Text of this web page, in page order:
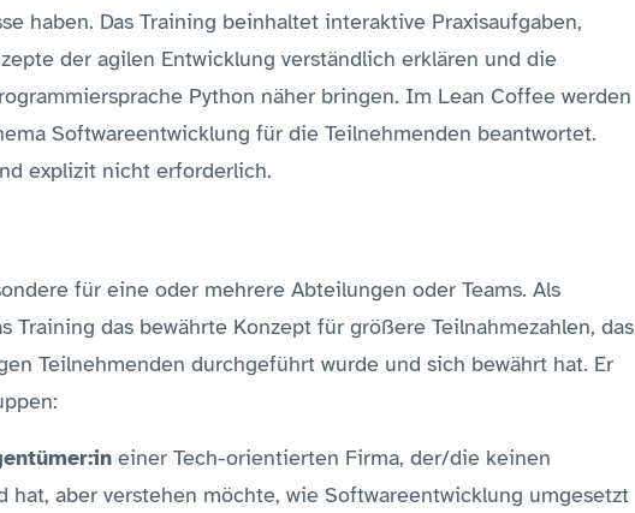
haben. Das Training beinhaltet interaktive Praxisaufgaben,
der agilen Entwicklung verständlich erklären und die
Python näher bringen. Im Lean Coffee werden
Softwareentwicklung für die Teilnehmenden beantwortet.
explizit nicht erforderlich.
für eine oder mehrere Abteilungen oder Teams. Als
Training das bewährte Konzept für größere Teilnahmezahlen, das
Teilnehmenden durchgeführt wurde und sich bewährt hat. Er
einer Tech-orientierten Firma, der/die keinen
hat, aber verstehen möchte, wie Softwareentwicklung umgesetzt